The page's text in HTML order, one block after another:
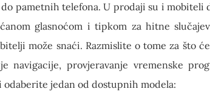
pametnih telefona. U prodaji su i
glasnoćom i tipkom za hitne
može snaći. Razmislite o tome za što
navigacije, provjeravanje vremenske
jedan od dostupnih modela: